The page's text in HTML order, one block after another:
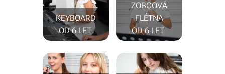
KEYBOARD
OD 6 LET
ZOBCOVÁ
FLÉTNA
OD 6 LET